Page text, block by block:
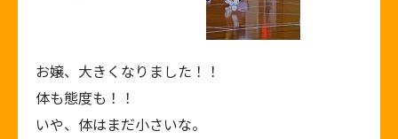
お嬢、大きくなりました！！
体も態度も！！
いや、体はまだ小さいな。